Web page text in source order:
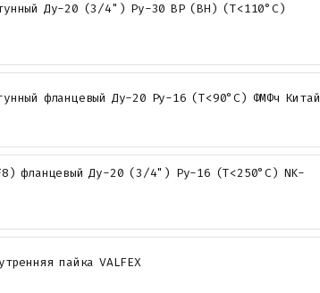
Ду-20 (3/4") Ру-30 ВР (ВН) (Т<110°С)
фланцевый Ду-20 Ру-16 (Т<90°С) ФМФч Китай
фланцевый Ду-20 (3/4") Ру-16 (Т<250°С) NK-
пайка VALFEX